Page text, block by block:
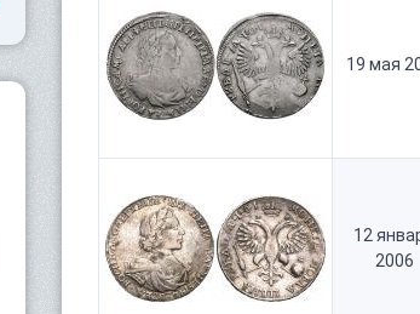
19 мая
12
2006